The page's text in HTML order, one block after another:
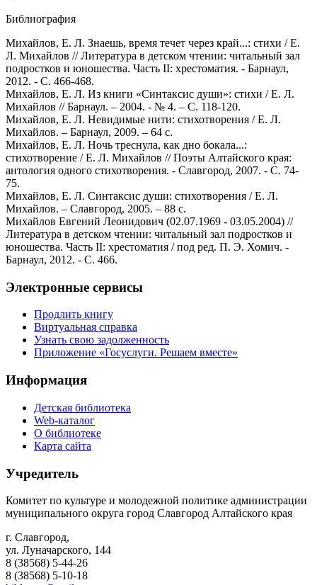
Библиография
Михайлов, Е. Л. Знаешь, время течет через край...: стихи / Е.
Л. Михайлов // Литература в детском чтении: читальный зал
подростков и юношества. Часть II: хрестоматия. - Барнаул,
2012. - С. 466-468.
Михайлов, Е. Л. Из книги «Синтаксис души»: стихи / Е. Л.
Михайлов // Барнаул. – 2004. - № 4. – С. 118-120.
Михайлов, Е. Л. Невидимые нити: стихотворения / Е. Л.
Михайлов. – Барнаул, 2009. – 64 с.
Михайлов, Е. Л. Ночь треснула, как дно бокала...:
стихотворение / Е. Л. Михайлов // Поэты Алтайского края:
антология одного стихотворения. - Славгород, 2007. - С. 74-
75.
Михайлов, Е. Л. Синтаксис души: стихотворения / Е. Л.
Михайлов. – Славгород, 2005. – 88 с.
Михайлов Евгений Леонидович (02.07.1969 - 03.05.2004) //
Литература в детском чтении: читальный зал подростков и
юношества. Часть II: хрестоматия / под ред. П. Э. Хомич. -
Барнаул, 2012. - С. 466.
Электронные сервисы
Продлить книгу
Виртуальная справка
Узнать свою задолженность
Приложение «Госуслуги. Решаем вместе»
Информация
Детская библиотека
Web-каталог
О библиотеке
Карта сайта
Учредитель
Комитет по культуре и молодежной политике администрации
муниципального округа город Славгород Алтайского края
г. Славгород,
ул. Луначарского, 144
8 (38568) 5-44-26
8 (38568) 5-10-18